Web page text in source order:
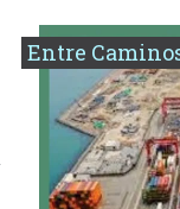
Entre